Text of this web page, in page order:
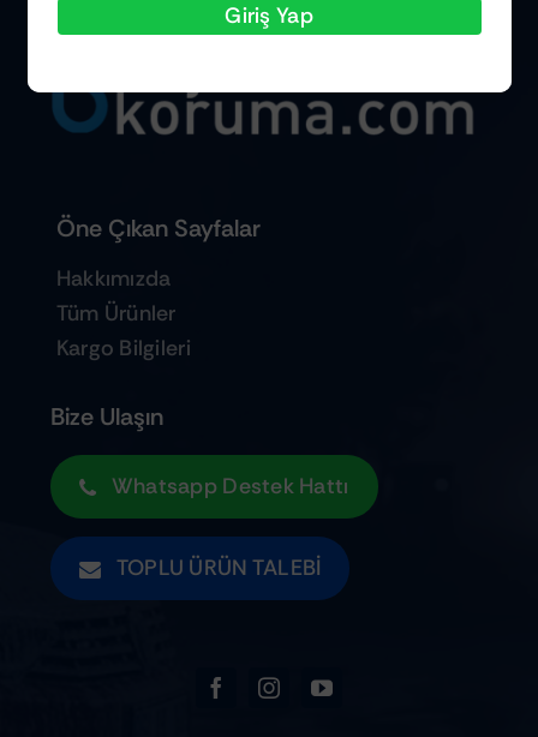
Öne Çıkan Sayfalar
Hakkımızda
Tüm Ürünler
Kargo Bilgileri
Bize Ulaşın
Whatsapp Destek Hattı
TOPLU ÜRÜN TALEBI
Giriş Yap